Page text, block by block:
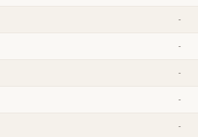
-
-
-
-
-